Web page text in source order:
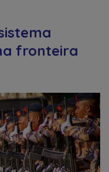
fronteira